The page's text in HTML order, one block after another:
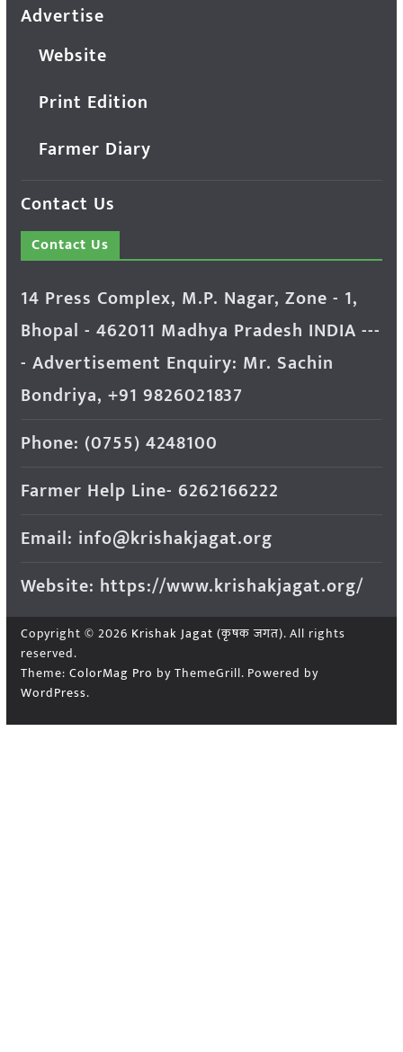
Advertise
Website
Print Edition
Farmer Diary
Contact Us
Contact Us
14 Press Complex, M.P. Nagar, Zone - 1,
Bhopal - 462011 Madhya Pradesh INDIA ---
- Advertisement Enquiry: Mr. Sachin
Bondriya, +91 9826021837
Phone: (0755) 4248100
Farmer Help Line- 6262166222
Email: info@krishakjagat.org
Website: https://www.krishakjagat.org/
Copyright © 2026 Krishak Jagat (कृषक जगत). All rights
reserved.
Theme: ColorMag Pro by ThemeGrill. Powered by
WordPress.